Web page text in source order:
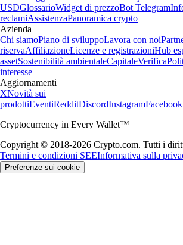
USDGlossarioWidget di prezzoBot Telegram
reclamiAssistenzaPanoramica crypto
Azienda
Chi siamoPiano di sviluppoLavora con noi
riservaAffiliazioneLicenze e registrazioniHub
assetSostenibilità ambientaleCapitaleVerifica
interesse
Aggiornamenti
XNovità sui
prodottiEventiRedditDiscordInstagramFacebook
Cryptocurrency in Every Wallet™
Copyright © 2018-2026 Crypto.com. Tutti i
Termini e condizioni SEEInformativa sulla
Preferenze sui cookie